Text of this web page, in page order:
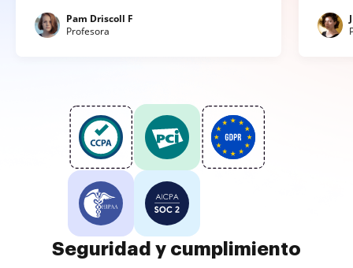
Pam Driscoll F
Profesora
Seguridad y cumplimiento